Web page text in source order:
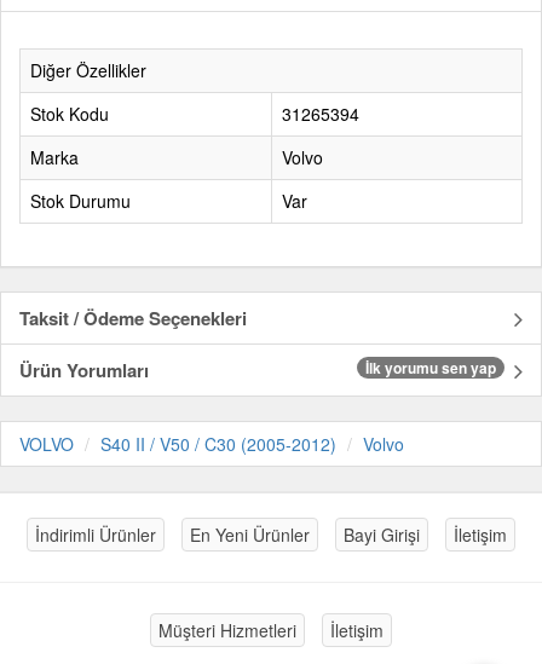
Diğer Özellikler
Stok Kodu
31265394
Marka
Volvo
Stok Durumu
Var
Taksit / Ödeme Seçenekleri
Ürün Yorumları
İlk yorumu sen yap
VOLVO S40 II / V50 / C30 (2005-2012) Volvo
İndirimli Ürünler En Yeni Ürünler Bayi Girişi İletişim
Müşteri Hizmetleri İletişim